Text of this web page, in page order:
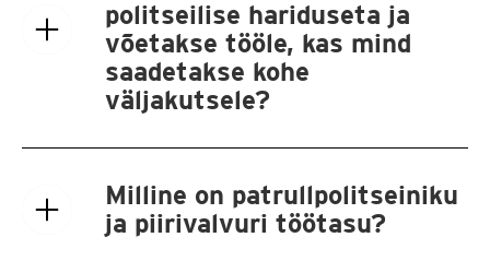
politseilise hariduseta ja
võetakse tööle, kas mind
saadetakse kohe
väljakutsele?
Milline on patrullpolitseiniku
ja piirivalvuri töötasu?